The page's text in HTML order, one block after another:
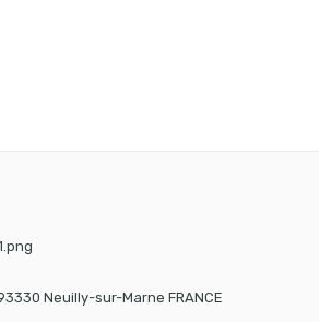
Neuilly-sur-Marne FRANCE